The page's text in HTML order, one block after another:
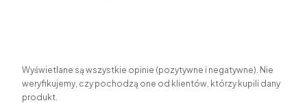
Wyświetlane są wszystkie opinie (pozytywne i negatywne). Nie
weryfikujemy, czy pochodzą one od klientów, którzy kupili dany
produkt.